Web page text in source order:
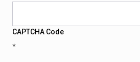
CAPTCHA Code
*